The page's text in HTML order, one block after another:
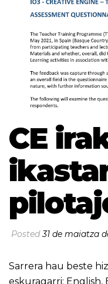
CE
Posted31 de maiatza
Sarrera hau beste
eskuragarri: English,